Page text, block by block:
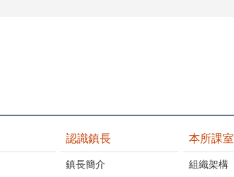
認識鎮長
鎮長簡介
本所課室
組織架構